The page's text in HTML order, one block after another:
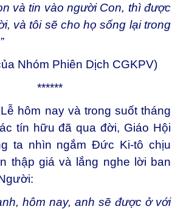
và tin vào người Con, thì được
và tôi sẽ cho họ sống lại trong
Nhóm Phiên Dịch CGKPV)
******
hôm nay và trong suốt tháng
tín hữu đã qua đời, Giáo Hội
ta nhìn ngắm Đức Ki-tô chịu
thập giá và lắng nghe lời ban
hôm nay, anh sẽ được ở với